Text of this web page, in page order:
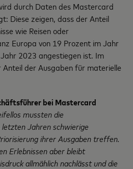
durch Daten des Mastercard
Diese zeigen, dass der Anteil
wie Reisen oder
Europa von 19 Prozent im Jahr
2023 angestiegen ist. Im
Anteil der Ausgaben für materielle
bei Mastercard
mussten die
Jahren schwierige
ihrer Ausgaben treffen.
Erlebnissen aber bleibt
allmählich nachlässt und die